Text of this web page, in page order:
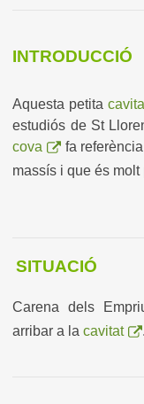
INTRODUCCIÓ
Aquesta petita
estudiós de St
cova
fa
massís i que és
SITUACIÓ
Carena dels
arribar a lacavitat .